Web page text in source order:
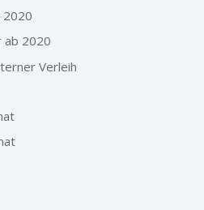
2020
ab 2020
Verleih